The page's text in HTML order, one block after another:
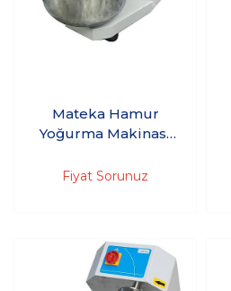
Mateka Hamur
Yoğurma Makinası
430m
Fiyat Sorunuz